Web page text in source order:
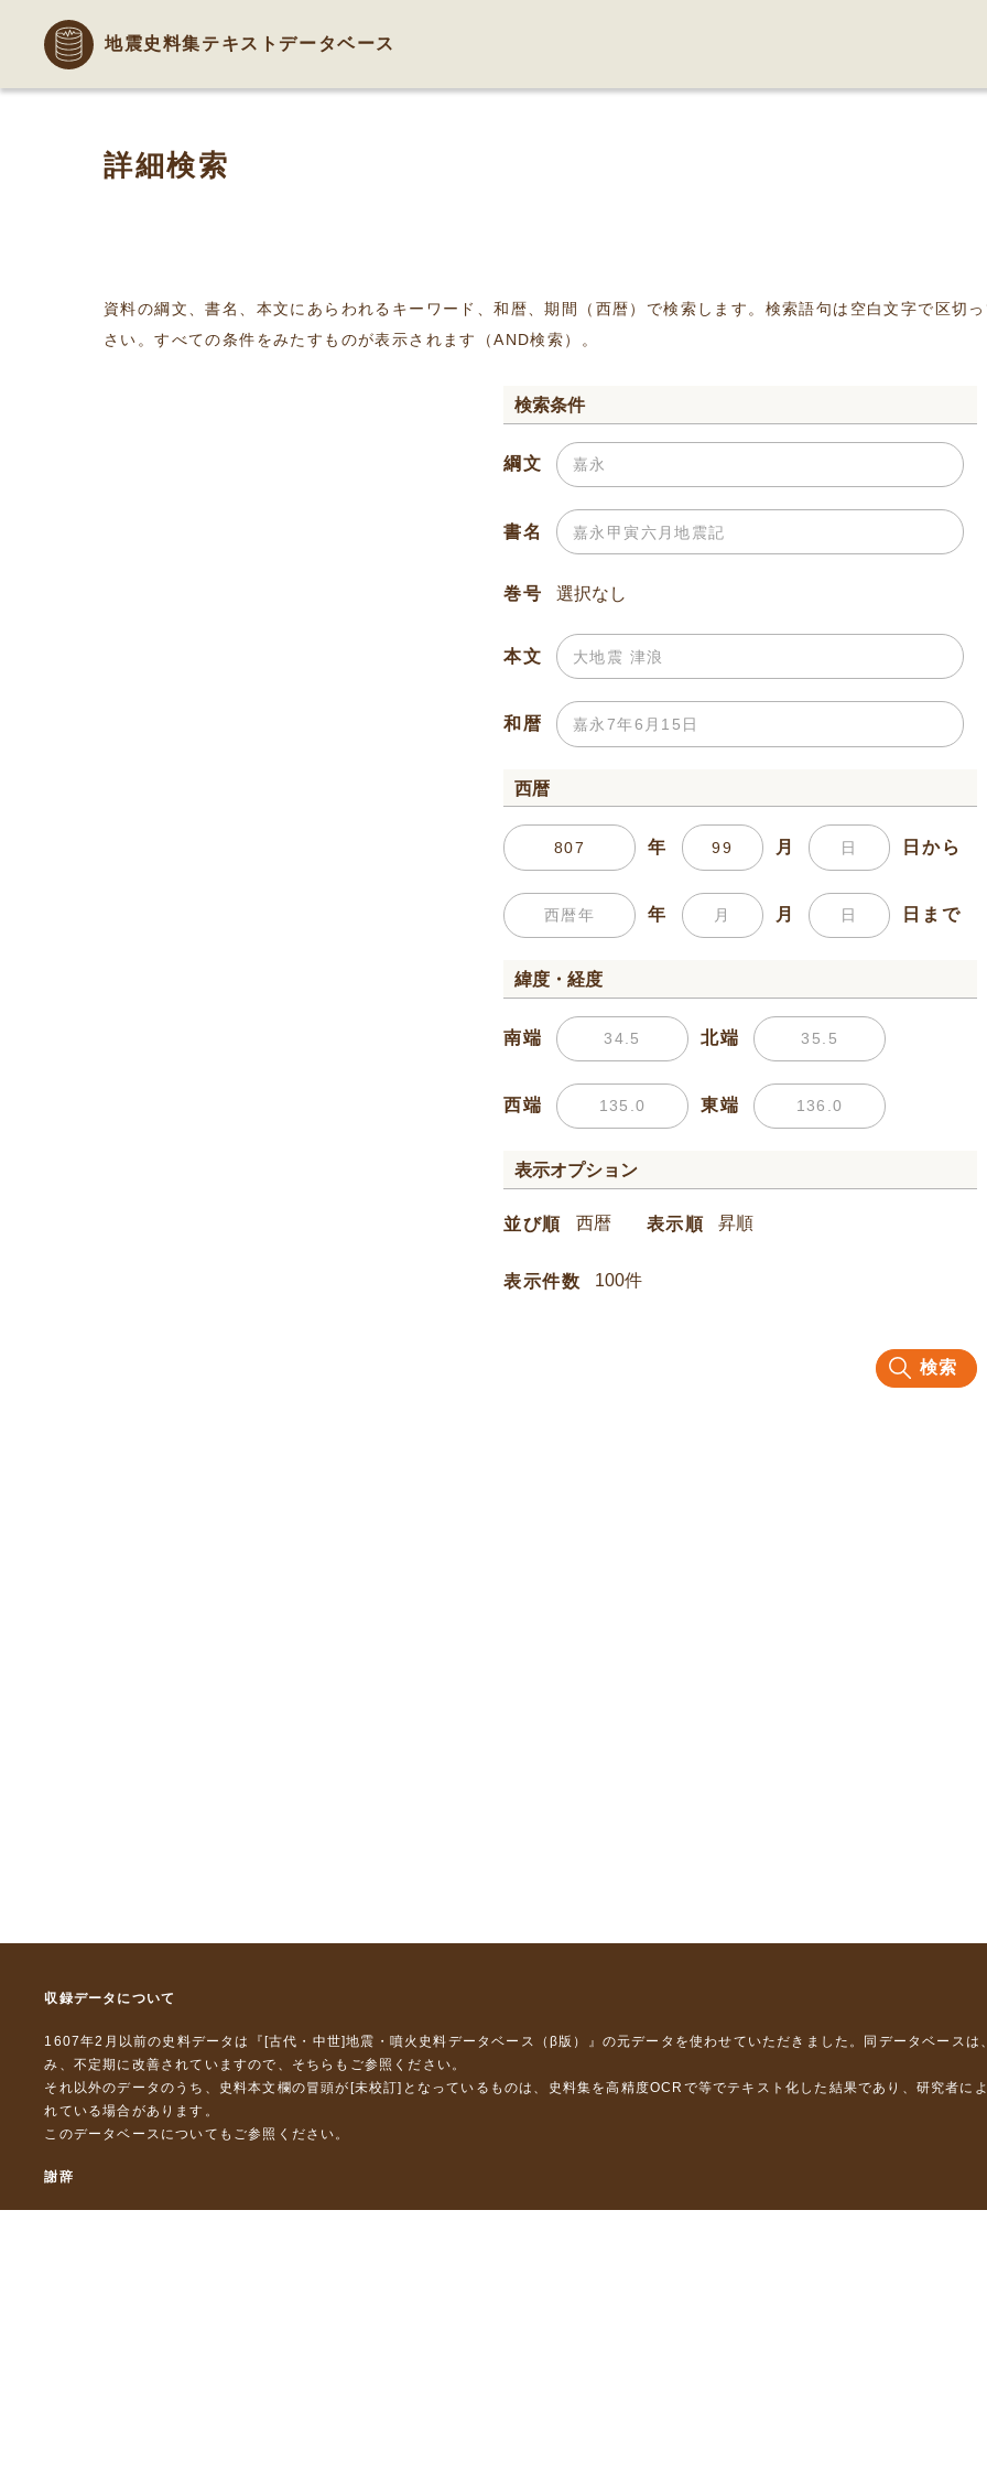
地震史料集テキストデータベース
詳細検索
資料の綱文、書名、本文にあらわれるキーワード、和暦、期間（西暦）で検索します。検索語句は空白文字で区切
さい。すべての条件をみたすものが表示されます（AND検索）。
検索条件
綱文
書名
巻号
本文
和暦
西暦
年 月 日から
年 月 日まで
緯度・経度
南端 北端
西端 東端
表示オプション
並び順 表示順
表示件数
検索
収録データについて
1607年2月以前の史料データは『 [古代・中世]地震・噴火史料データベース（β版）』 の元データを使わせていただきました。同データベース
み、不定期に改善されていますので、 そちら もご参照ください。
それ以外のデータのうち、史料本文欄の冒頭が[未校訂]となっているものは、史料集を高精度OCRで等でテキスト化した結果であり、研究者に
れている場合があります。
このデータベースについて もご参照ください。
謝辞